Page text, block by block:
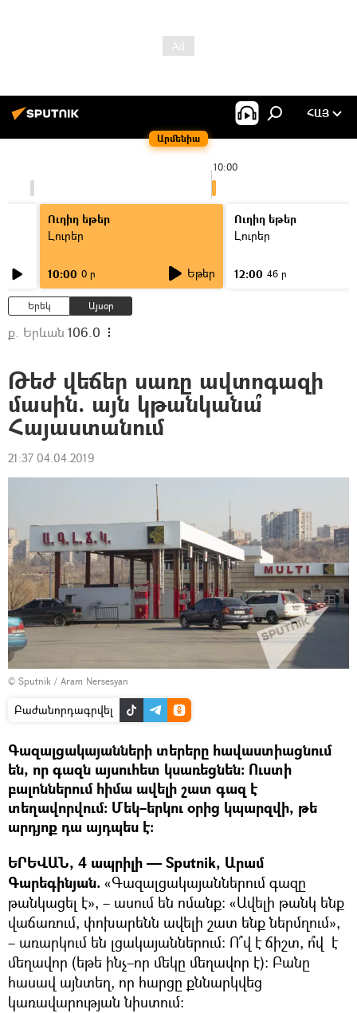
Արմենիա
ՀԱՅ
10:00
Ուղիղ եթեր
Լուրեր
10:00 0 ր Եթեր
Ուղիղ եթեր
Լուրեր
12:00 46 ր
Երեկ Այսօր
ք. Երևան 106.0
Թեժ վեճեր սառը ավտոգազի
մասին. այն կթանկանա՞
Հայաստանում
21:37 04.04.2019
© Sputnik / Aram Nersesyan
Բաժանորդագրվել
Գազալցակայանների տերերը հավաստիացնում
են, որ գազն այսուհետ կսառեցնեն։ Ուստի
բալոններում հիմա ավելի շատ գազ է
տեղավորվում։ Մեկ–երկու օրից կպարզվի, թե
արդյոք դա այդպես է։
ԵՐԵՎԱՆ, 4 ապրիլի — Sputnik, Արամ
Գարեգինյան. «Գազալցակայաններում գազը
թանկացել է», – ասում են ոմանք։ «Ավելի թանկ ենք
վաճառում, փոխարենն ավելի շատ ենք ներմղում»,
– առարկում են լցակայաններում։ Ո՞վ է ճիշտ, ո՞վ է
մեղավոր (եթե ինչ–որ մեկը մեղավոր է)։ Բանը
հասավ այնտեղ, որ հարցը քննարկվեց
կառավարության նիստում։